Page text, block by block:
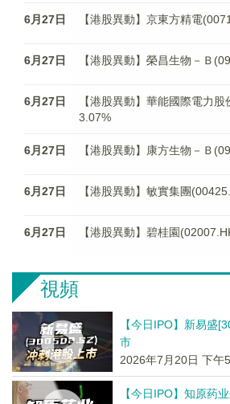
6月27日 【港股異動】京東方精電
6月27日 【港股異動】榮昌生物－Ｂ
6月27日
【港股異動】華能國際電力
3.07%
6月27日 【港股異動】康方生物－Ｂ
6月27日 【港股異動】敏實集團
6月27日 【港股異動】碧桂園
視頻
【今日IPO】新易盛
市
2026年7月20日 下午
【今日IPO】知原药